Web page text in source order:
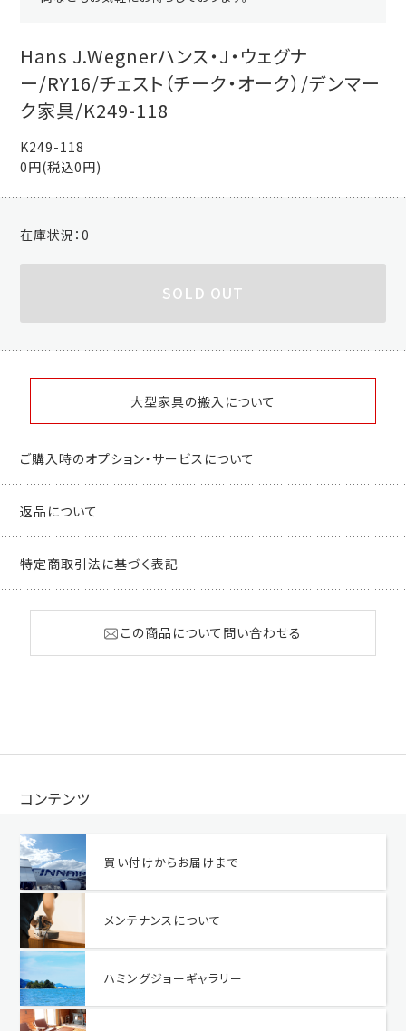
Hans J.Wegnerハンス・J・ウェグナ
ー/RY16/チェスト（チーク・オーク）/デンマー
ク家具/K249-118
K249-118
0円(税込0円)
在庫状況：0
SOLD OUT
大型家具の搬入について
ご購入時のオプション・サービスについて
返品について
特定商取引法に基づく表記
この商品について問い合わせる
コンテンツ
買い付けからお届けまで
メンテナンスについて
ハミングジョーギャラリー